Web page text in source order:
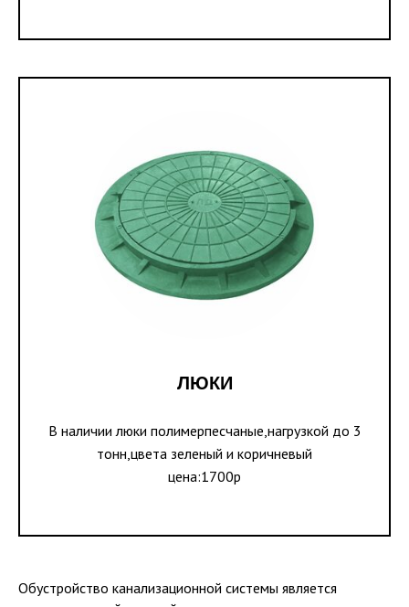
ЛЮКИ
В наличии люки полимерпесчаные,нагрузкой до 3
тонн,цвета зеленый и коричневый
цена:1700р
Обустройство канализационной системы является